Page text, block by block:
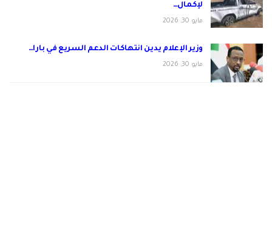
لإكمال…
مايو 30, 2026
وزير الإعلام يدين انتهاكات الدعم السريع في بارا…
مايو 30, 2026